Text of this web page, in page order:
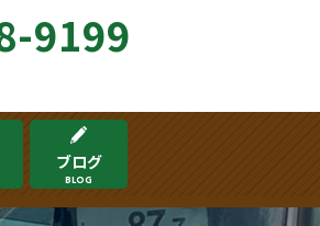
9199
ブログ
BLOG